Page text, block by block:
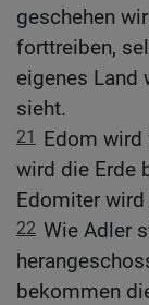
geschehen
forttreiben,
eigenes Land
sieht.
21 Edom wird
wird die Erde
Edomiter
22 Wie Adler
bekommen